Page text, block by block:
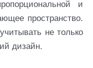
и
пространство.
не только
дизайн.